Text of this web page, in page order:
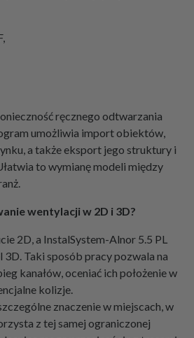
ręcznego odtwarzania
umożliwia import obiektów,
a także eksport jego struktury i
to wymianę modeli między
wentylacji w 2D i 3D?
2D, a InstalSystem-Alnor 5.5 PL
Taki sposób pracy pozwala na
kanałów, oceniać ich położenie w
kolizje.
znaczenie w miejscach, w
z tej samej ograniczonej